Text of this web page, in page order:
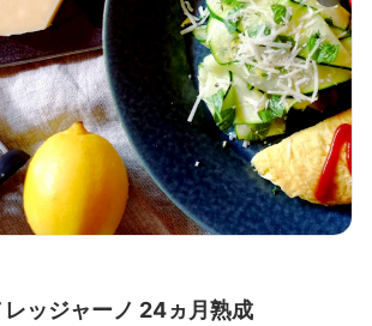
ッジャーノ 24ヵ月熟成